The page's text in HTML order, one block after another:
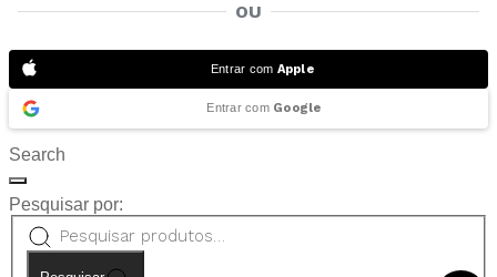
OU
Entrar com Apple
Entrar com Google
Search
Pesquisar por: